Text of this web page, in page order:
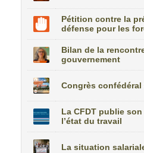
Pétition contre la
défense pour les
Bilan de la
gouvernement
Congrès confédéral
La CFDT publie
l’état du travail
La situation